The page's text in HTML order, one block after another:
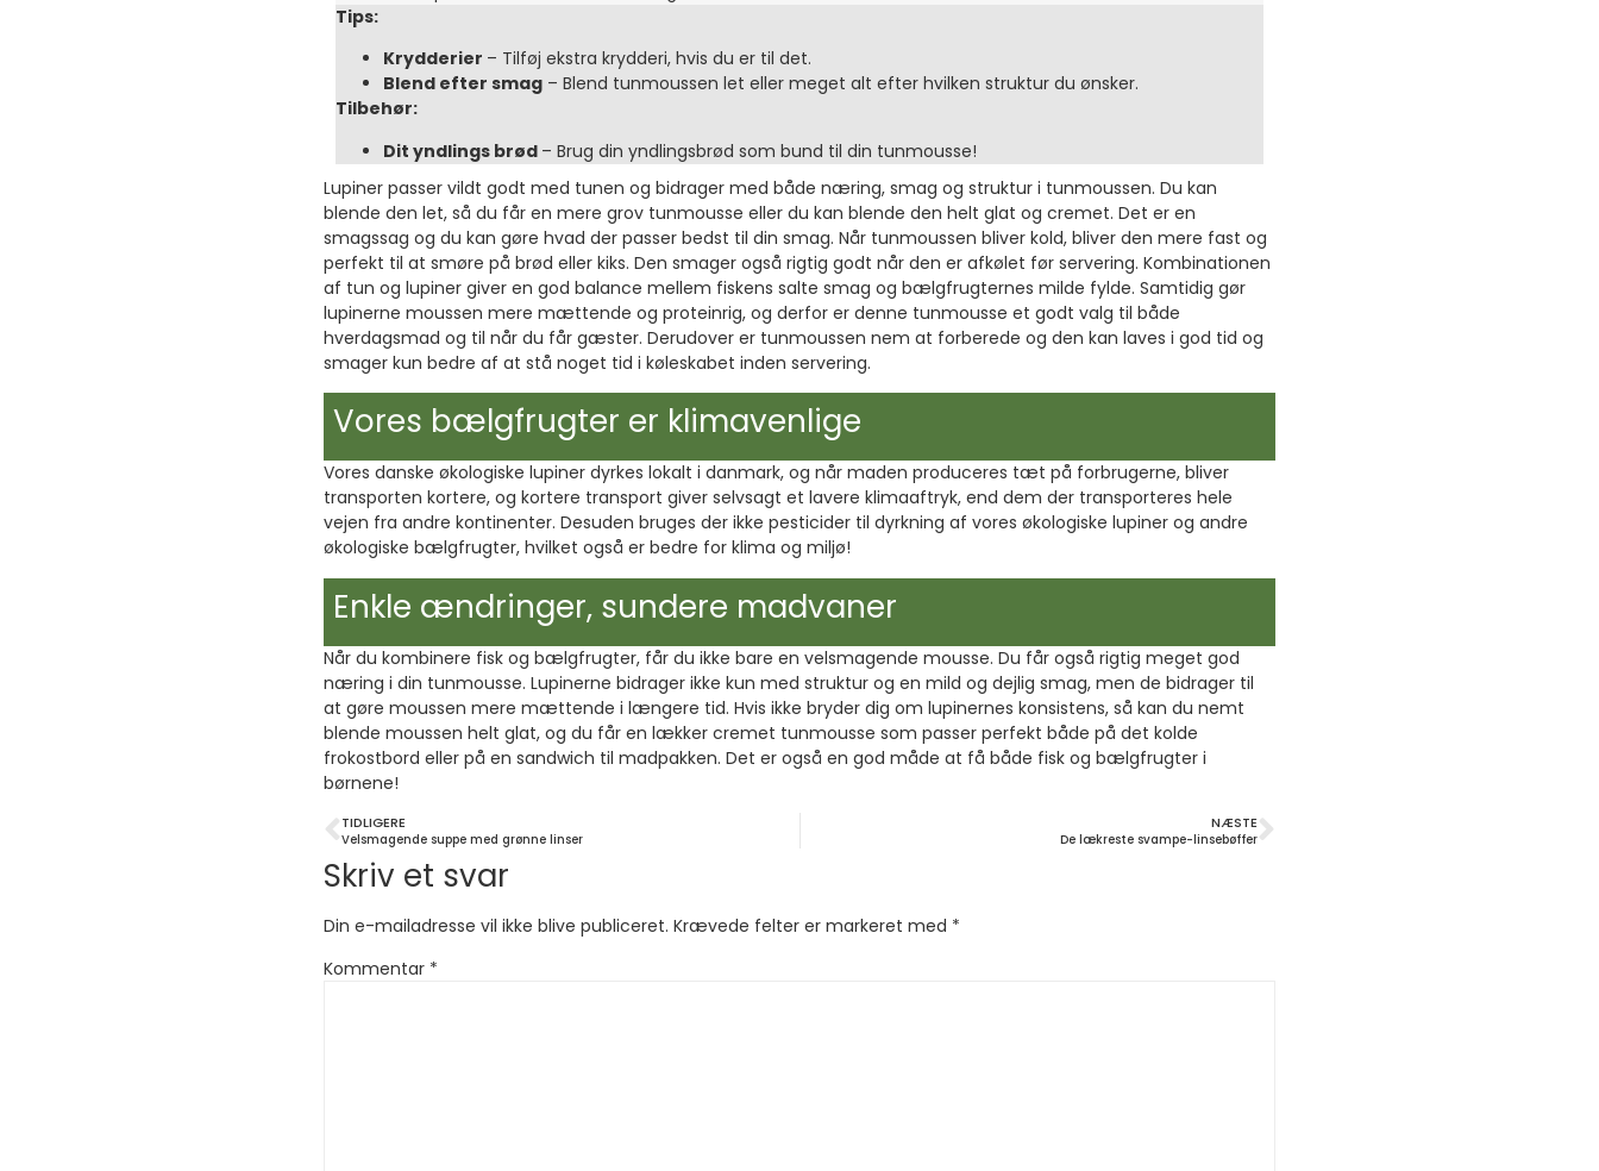
Tips:
Krydderier – Tilføj ekstra krydderi, hvis du er til det.
Blend efter smag – Blend tunmoussen let eller meget alt efter hvilken struktur du ønsker.
Tilbehør:
Dit yndlings brød – Brug din yndlingsbrød som bund til din tunmousse!
Lupiner passer vildt godt med tunen og bidrager med både næring, smag og struktur i tunmoussen. Du kan
blende den let, så du får en mere grov tunmousse eller du kan blende den helt glat og cremet. Det er en
smagssag og du kan gøre hvad der passer bedst til din smag. Når tunmoussen bliver kold, bliver den mere fast og
perfekt til at smøre på brød eller kiks. Den smager også rigtig godt når den er afkølet før servering. Kombinationen
af tun og lupiner giver en god balance mellem fiskens salte smag og bælgfrugternes milde fylde. Samtidig gør
lupinerne moussen mere mættende og proteinrig, og derfor er denne tunmousse et godt valg til både
hverdagsmad og til når du får gæster. Derudover er tunmoussen nem at forberede og den kan laves i god tid og
smager kun bedre af at stå noget tid i køleskabet inden servering.
Vores bælgfrugter er klimavenlige
Vores danske økologiske lupiner dyrkes lokalt i danmark, og når maden produceres tæt på forbrugerne, bliver
transporten kortere, og kortere transport giver selvsagt et lavere klimaaftryk, end dem der transporteres hele
vejen fra andre kontinenter. Desuden bruges der ikke pesticider til dyrkning af vores økologiske lupiner og andre
økologiske bælgfrugter, hvilket også er bedre for klima og miljø!
Enkle ændringer, sundere madvaner
Når du kombinere fisk og bælgfrugter, får du ikke bare en velsmagende mousse. Du får også rigtig meget god
næring i din tunmousse. Lupinerne bidrager ikke kun med struktur og en mild og dejlig smag, men de bidrager til
at gøre moussen mere mættende i længere tid. Hvis ikke bryder dig om lupinernes konsistens, så kan du nemt
blende moussen helt glat, og du får en lækker cremet tunmousse som passer perfekt både på det kolde
frokostbord eller på en sandwich til madpakken. Det er også en god måde at få både fisk og bælgfrugter i
børnene!
TIDLIGERE
Velsmagende suppe med grønne linser
NÆSTE
De lækreste svampe-linsebøffer
Skriv et svar
Din e-mailadresse vil ikke blive publiceret. Krævede felter er markeret med *
Kommentar *